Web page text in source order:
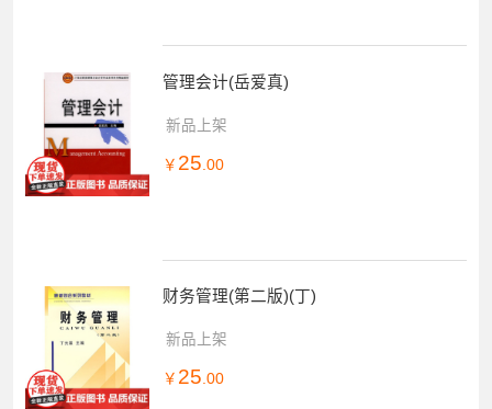
管理会计(岳爱真)
新品上架
￥ 25 .00
财务管理(第二版)(丁)
新品上架
￥ 25.00